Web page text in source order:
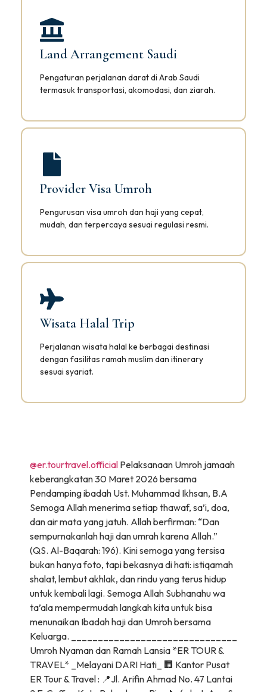
Land Arrangement Saudi
Pengaturan perjalanan darat di Arab Saudi
termasuk transportasi, akomodasi, dan ziarah.
Provider Visa Umroh
Pengurusan visa umroh dan haji yang cepat,
mudah, dan terpercaya sesuai regulasi resmi.
Wisata Halal Trip
Perjalanan wisata halal ke berbagai destinasi
dengan fasilitas ramah muslim dan itinerary
sesuai syariat.
@er.tourtravel.official Pelaksanaan Umroh jamaah
keberangkatan 30 Maret 2026 bersama
Pendamping ibadah Ust. Muhammad Ikhsan, B.A
Semoga Allah menerima setiap thawaf, sa’i, doa,
dan air mata yang jatuh. Allah berfirman: “Dan
sempurnakanlah haji dan umrah karena Allah.”
(QS. Al-Baqarah: 196). Kini semoga yang tersisa
bukan hanya foto, tapi bekasnya di hati: istiqamah
shalat, lembut akhlak, dan rindu yang terus hidup
untuk kembali lagi. Semoga Allah Subhanahu wa
ta’ala mempermudah langkah kita untuk bisa
menunaikan Ibadah haji dan Umroh bersama
Keluarga. _______________________________
Umroh Nyaman dan Ramah Lansia *ER TOUR &
TRAVEL* _Melayani DARI Hati_ 🏢 Kantor Pusat
ER Tour & Travel : 📍Jl. Arifin Ahmad No. 47 Lantai